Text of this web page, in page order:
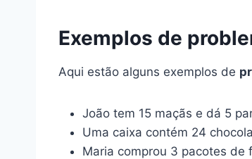
Exemplos de
Aqui estão alguns exemplos de
João tem 15 maçãs e dá 5
Uma caixa contém 24
Maria comprou 3 pacotes de